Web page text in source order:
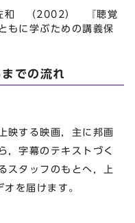
和 （2002） 『聴覚
もに学ぶための講義保
での流れ
映する映画，主に邦画
，字幕のテキストづく
スタッフのもとへ，上
を届けます。